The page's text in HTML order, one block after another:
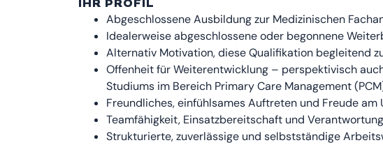
IHR PROFIL
Abgeschlossene Ausbildung zur Medizinischen
Idealerweise abgeschlossene oder begonnene
Alternativ Motivation, diese Qualifikation begleitend
Offenheit für Weiterentwicklung – perspektivisch
Studiums im Bereich Primary Care Management
Freundliches, einfühlsames Auftreten und Freude am
Teamfähigkeit, Einsatzbereitschaft und
Strukturierte, zuverlässige und selbstständige